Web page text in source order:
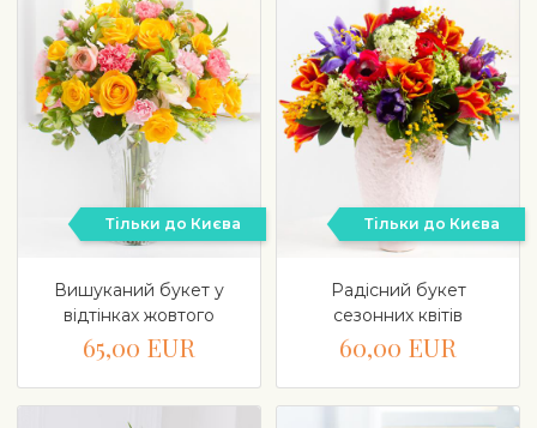
Тільки до Києва
Вишуканий букет у
відтінках жовтого
65,00 EUR
Тільки до Києва
Радісний букет
сезонних квітів
60,00 EUR